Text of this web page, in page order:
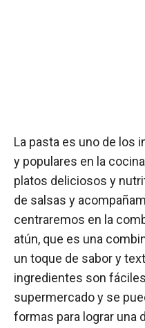
La pasta es uno de los
y populares en la
platos deliciosos y
de salsas y
centraremos en la
atún, que es una
un toque de sabor y
ingredientes son
supermercado y se
formas para lograr una